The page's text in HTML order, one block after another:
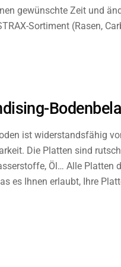
gewünschte Zeit und
Sortiment (Rasen,
ist widerstandsfähig
Die Platten sind
Öl… Alle Platten
es Ihnen erlaubt, Ihre